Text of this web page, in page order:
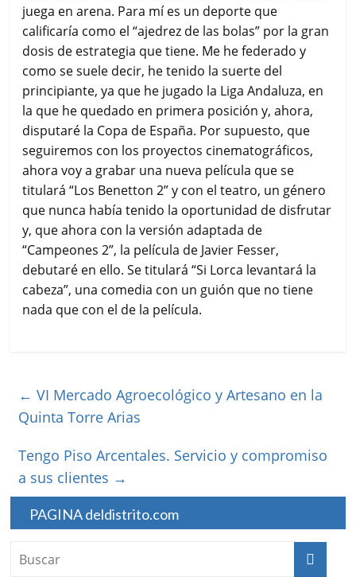
juega en arena. Para mí es un deporte que
calificaría como el “ajedrez de las bolas” por la gran
dosis de estrategia que tiene. Me he federado y
como se suele decir, he tenido la suerte del
principiante, ya que he jugado la Liga Andaluza, en
la que he quedado en primera posición y, ahora,
disputaré la Copa de España. Por supuesto, que
seguiremos con los proyectos cinematográficos,
ahora voy a grabar una nueva película que se
titulará “Los Benetton 2” y con el teatro, un género
que nunca había tenido la oportunidad de disfrutar
y, que ahora con la versión adaptada de
“Campeones 2”, la película de Javier Fesser,
debutaré en ello. Se titulará “Si Lorca levantará la
cabeza”, una comedia con un guión que no tiene
nada que con el de la película.
← VI Mercado Agroecológico y Artesano en la
Quinta Torre Arias
Tengo Piso Arcentales. Servicio y compromiso
a sus clientes →
PAGINA deldistrito.com